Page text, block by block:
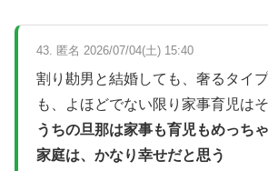
43. 匿名 2026/07/04(土) 15:40
割り勘男と結婚しても、奢るタイ
も、よほどでない限り家事育児は
うちの旦那は家事も育児もめっち
家庭は、かなり幸せだと思う